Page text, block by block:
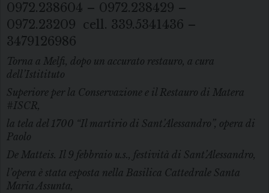
0972.238604 – 0972.238429 –
0972.23209 cell. 339.5341436 –
3479126986
Torna a Melfi, dopo un accurato restauro, a cura
dell’Istitituto
Superiore per la Conservazione e il Restauro di Matera
#ISCR,
la tela del 1700 “Il martirio di Sant’Alessandro”, opera di
Paolo
De Matteis. Il 9 febbraio u.s., festività di Sant’Alessandro,
l’opera è stata esposta nella Basilica Cattedrale Santa
Maria Assunta,